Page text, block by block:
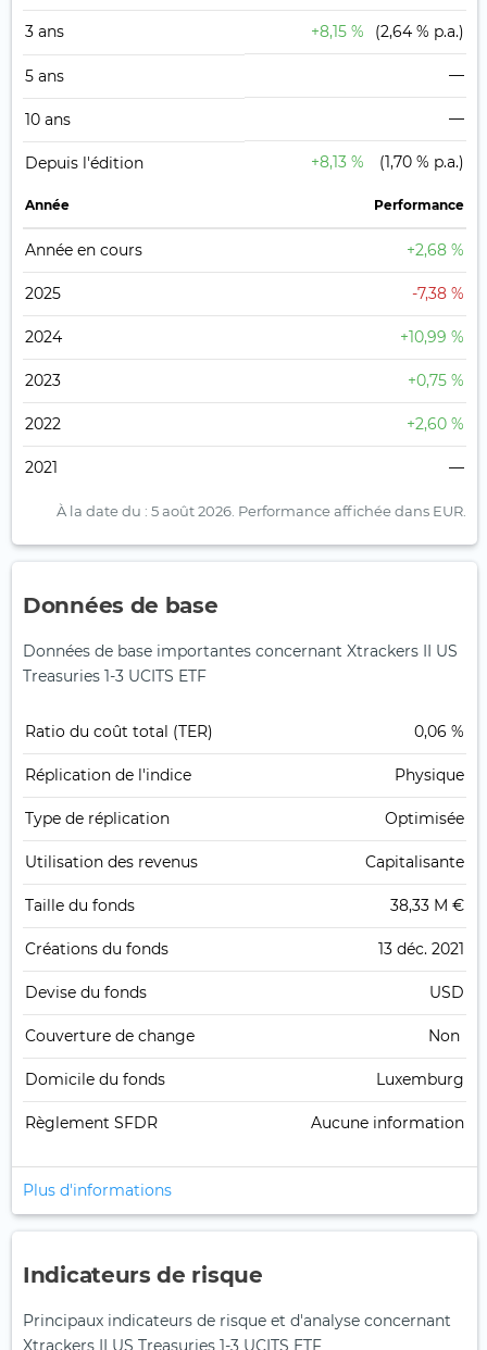
3 ans +8,15 % (2,64 % p.a.)
5 ans —
10 ans —
Depuis l'édition +8,13 % (1,70 % p.a.)
Année Performance
Année en cours +2,68 %
2025 -7,38 %
2024 +10,99 %
2023 +0,75 %
2022 +2,60 %
2021 —
À la date du : 5 août 2026. Performance affichée dans EUR.
Données de base
Données de base importantes concernant Xtrackers II US
Treasuries 1-3 UCITS ETF
Ratio du coût total (TER) 0,06 %
Réplication de l'indice Physique
Type de réplication Optimisée
Utilisation des revenus Capitalisante
Taille du fonds 38,33 M €
Créations du fonds 13 déc. 2021
Devise du fonds USD
Couverture de change Non
Domicile du fonds Luxemburg
Règlement SFDR Aucune information
Plus d'informations
Indicateurs de risque
Principaux indicateurs de risque et d'analyse concernant
Xtrackers II US Treasuries 1-3 UCITS ETF